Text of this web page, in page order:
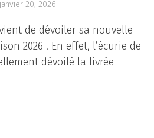
janvier 20, 2026
de dévoiler sa nouvelle
2026 ! En effet, l’écurie de
dévoilé la livrée